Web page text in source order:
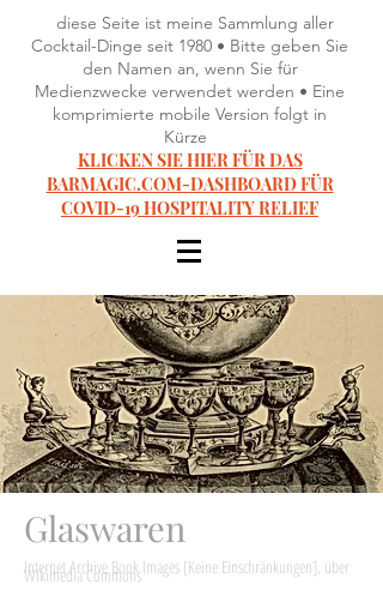
diese Seite ist meine Sammlung aller
Cocktail-Dinge seit 1980 • Bitte geben Sie
den Namen an, wenn Sie für
Medienzwecke verwendet werden • Eine
komprimierte mobile Version folgt in
Kürze
KLICKEN SIE HIER FÜR DAS
BARMAGIC.COM-DASHBOARD FÜR
COVID-19 HOSPITALITY RELIEF
Glaswaren
Internet Archive Book Images [Keine Einschränkungen], über
Wikimedia Commons